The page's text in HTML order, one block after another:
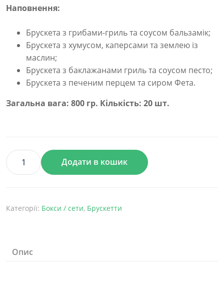
Наповнення:
Брускета з грибами-гриль та соусом бальзамік;
Брускета з хумусом, каперсами та землею із
маслин;
Брускета з баклажанами гриль та соусом песто;
Брускета з печеним перцем та сиром Фета.
Загальна вага: 800 гр. Кількість: 20 шт.
Бокс
кількість
Додати в кошик
Категорії: Бокси / сети, Брускетти
Опис